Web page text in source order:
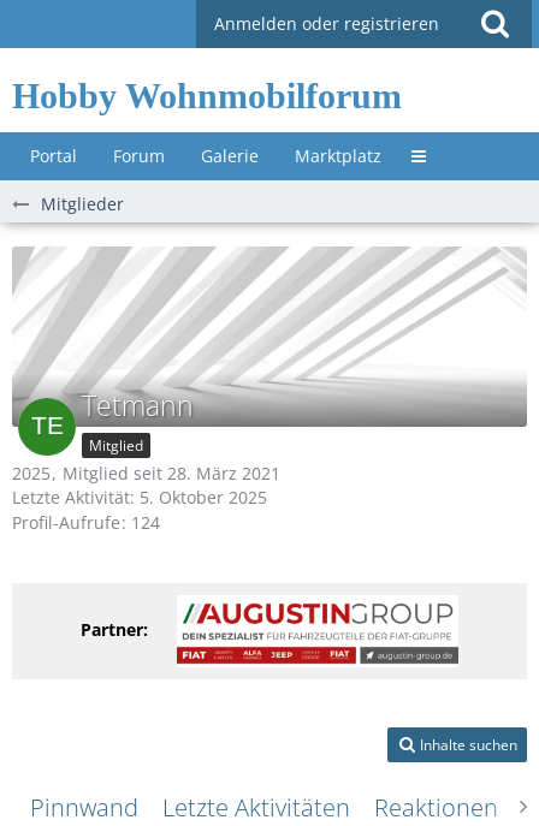
Anmelden oder registrieren
Hobby Wohnmobilforum
Portal Forum Galerie Marktplatz Untermenü »
Mitglieder
Tetmann
Mitglied
2025
Mitglied seit 28. März 2021
Letzte Aktivität: 5. Oktober 2025
Profil-Aufrufe 124
Partner:
Inhalte suchen
Pinnwand Letzte Aktivitäten Reaktionen